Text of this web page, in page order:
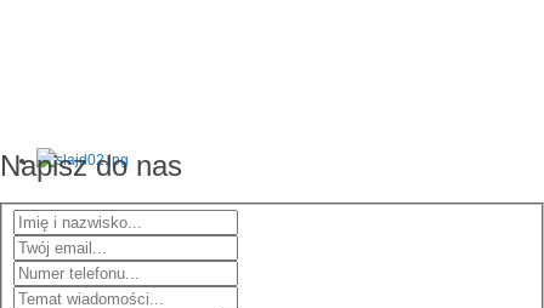
Napisz do nas